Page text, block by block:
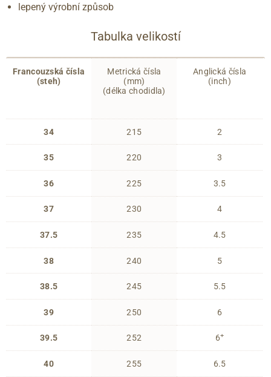
lepený výrobní způsob
Tabulka velikostí
Francouzská čísla
(steh)
34
35
36
37
37.5
38
38.5
39
39.5
40
Metrická čísla
(mm)
(délka chodidla)
215
220
225
230
235
240
245
250
252
255
Anglická čísla
(inch)
2
3
3.5
4
4.5
5
5.5
6
6+
6.5